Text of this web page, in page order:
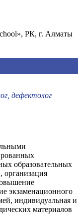
РК, г. Алматы
дефектолог
образовательных
экзаменационного
индивидуальная и
материалов